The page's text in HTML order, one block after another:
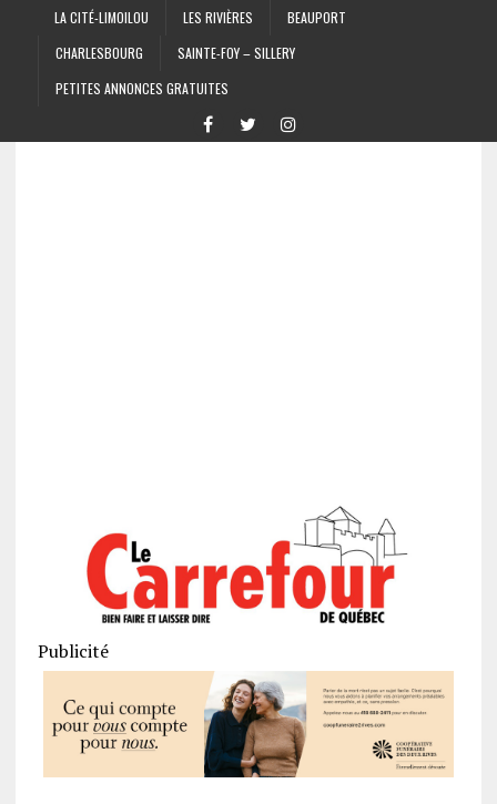
LA CITÉ-LIMOILOU LES RIVIÈRES
BEAUPORT
CHARLESBOURG
SAINTE-FOY – SILLERY
PETITES ANNONCES GRATUITES
Publicité